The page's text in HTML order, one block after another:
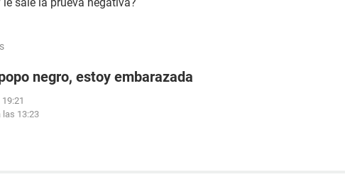
negro, estoy embarazada
las 13:23